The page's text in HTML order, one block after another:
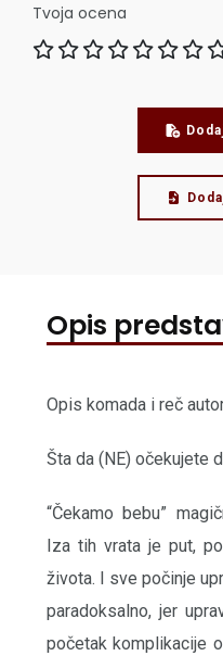
Tvoja ocena
Opis
Opis komada i reč
Šta da (NE) očekujete
“Čekamo bebu”
Iza tih vrata je put,
života. I sve počinje
paradoksalno, jer
početak komplikacije